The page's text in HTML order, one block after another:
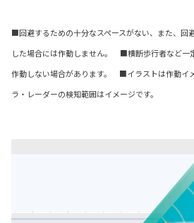
■回避するための十分なスペースがない、また、回
した場合には作動しません。 ■横断歩行者など一
作動しない場合があります。 ■イラストは作動
ラ・レーダーの検知範囲はイメージです。